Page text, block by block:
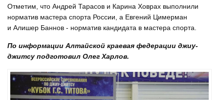
Отметим, что Андрей Тарасов и Карина Ховрах выполнили
норматив мастера спорта России, а Евгений Цимерман
и Алишер Баннов - норматив кандидата в мастера спорта.
По информации Алтайской краевая федерации джиу-
джитсу подготовил Олег Харлов.